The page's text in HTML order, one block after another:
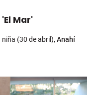
Mar'
niña (30 de abril),Anahí